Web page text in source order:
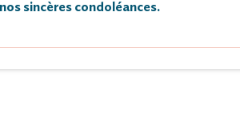
sincères condoléances.